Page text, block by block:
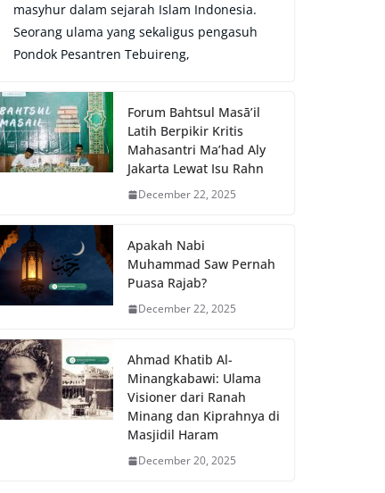
masyhur dalam sejarah Islam Indonesia.
Seorang ulama yang sekaligus pengasuh
Pondok Pesantren Tebuireng,
Forum Bahtsul Masā’il
Latih Berpikir Kritis
Mahasantri Ma’had Aly
Jakarta Lewat Isu Rahn
December 22, 2025
Apakah Nabi
Muhammad Saw Pernah
Puasa Rajab?
December 22, 2025
Ahmad Khatib Al-
Minangkabawi: Ulama
Visioner dari Ranah
Minang dan Kiprahnya di
Masjidil Haram
December 20, 2025